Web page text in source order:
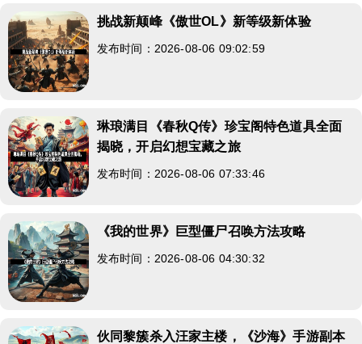
挑战新颠峰《傲世OL》新等级新体验
发布时间：2026-08-06 09:02:59
琳琅满目《春秋Q传》珍宝阁特色道具全面
揭晓，开启幻想宝藏之旅
发布时间：2026-08-06 07:33:46
《我的世界》巨型僵尸召唤方法攻略
发布时间：2026-08-06 04:30:32
伙同黎簇杀入汪家主楼，《沙海》手游副本